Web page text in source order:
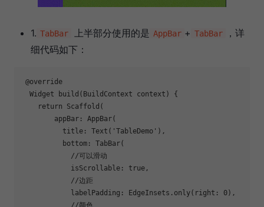
1. TabBar 上半部分使用的是 AppBar + TabBar
，详
细代码如下：
@override
Widget
build (BuildContext context)
{
return Scaffold(
        appBar: AppBar(
          title: Text(
'TableDemo' ),
          bottom: TabBar(
//可以滑动
            isScrollable:
true ,
//边距
            labelPadding: EdgeInsets.only(right:
0),
//颜色